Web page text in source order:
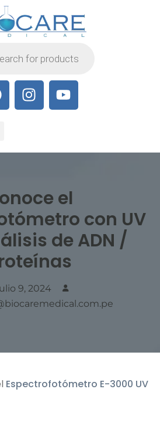
el
con UV
de ADN /
9, 2024
Espectrofotómetro E-3000 UV